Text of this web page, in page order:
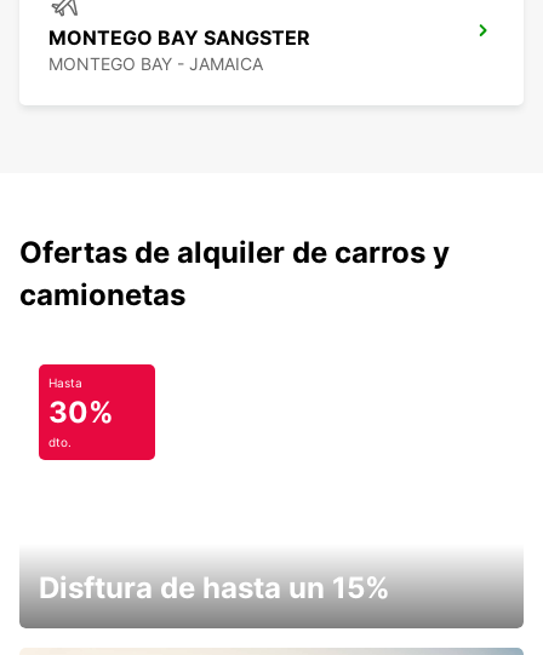
MONTEGO BAY SANGSTER
MONTEGO BAY - JAMAICA
Ofertas de alquiler de carros y
camionetas
Hasta
30%
dto.
Disftura de hasta un 15%